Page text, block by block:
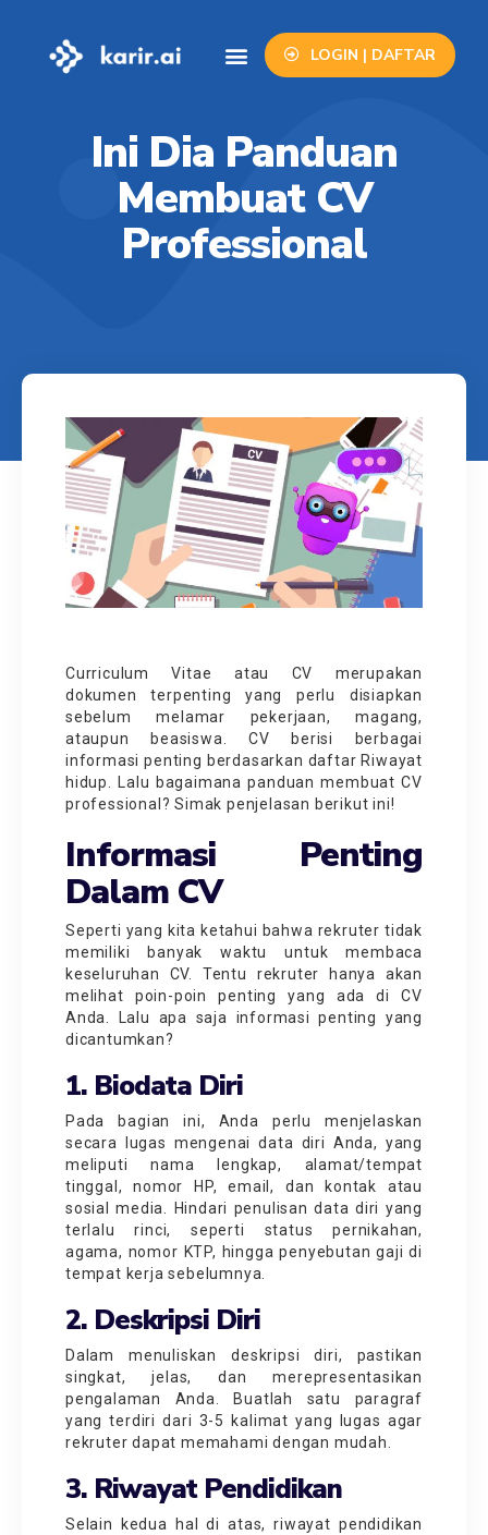
LOGIN | DAFTAR
Ini Dia Panduan
Membuat CV
Professional
Curriculum Vitae atau CV merupakan
dokumen terpenting yang perlu disiapkan
sebelum melamar pekerjaan, magang,
ataupun beasiswa. CV berisi berbagai
informasi penting berdasarkan daftar Riwayat
hidup. Lalu bagaimana panduan membuatCV
professional ? Simak penjelasan berikut ini!
Informasi Penting
Dalam CV
Seperti yang kita ketahui bahwa rekruter tidak
memiliki banyak waktu untuk membaca
keseluruhan CV. Tentu rekruter hanya akan
melihat poin-poin penting yang ada di CV
Anda. Lalu apa saja informasi penting yang
dicantumkan?
1. Biodata Diri
Pada bagian ini, Anda perlu menjelaskan
secara lugas mengenai data diri Anda, yang
meliputi nama lengkap, alamat/tempat
tinggal, nomor HP, email, dan kontak atau
sosial media. Hindari penulisan data diri yang
terlalu rinci, seperti status pernikahan,
agama, nomor KTP, hingga penyebutan gaji di
tempat kerja sebelumnya.
2. Deskripsi Diri
Dalam menuliskan deskripsi diri, pastikan
singkat, jelas, dan merepresentasikan
pengalaman Anda. Buatlah satu paragraf
yang terdiri dari 3-5 kalimat yang lugas agar
rekruter dapat memahami dengan mudah.
3. Riwayat Pendidikan
Selain kedua hal di atas, riwayat pendidikan